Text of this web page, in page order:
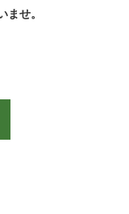
せ。